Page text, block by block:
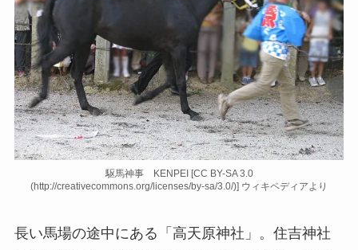
駆馬神事 KENPEI [CC BY-SA 3.0
(http://creativecommons.org/licenses/by-sa/3.0/)] ウィキペディアより
長い馬場の途中にある「高天原神社」。住吉神社